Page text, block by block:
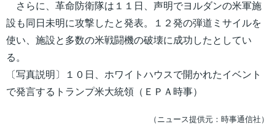
さらに、革命防衛隊は１１日、声明でヨルダンの米軍施
設も同日未明に攻撃したと発表。１２発の弾道ミサイルを
使い、施設と多数の米戦闘機の破壊に成功したとしてい
る。
〔写真説明〕１０日、ホワイトハウスで開かれたイベント
で発言するトランプ米大統領（ＥＰＡ時事）
（ニュース提供元：時事通信社）